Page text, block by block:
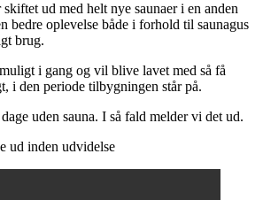
ud med helt nye saunaer i en anden
bedre oplevelse både i forhold til saunagus
brug.
i gang og vil blive lavet med så få
i den periode tilbygningen står på.
uden sauna. I så fald melder vi det ud.
ud inden udvidelse